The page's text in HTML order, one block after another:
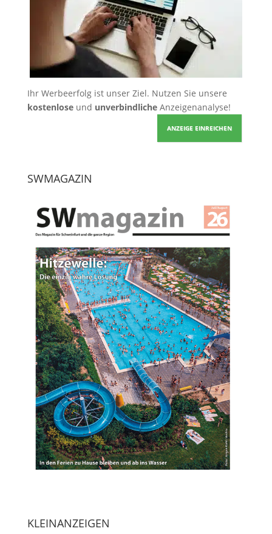
Ihr Werbeerfolg ist unser Ziel. Nutzen Sie unsere
kostenloseund unverbindlicheAnzeigenanalyse!
ANZEIGE EINREICHEN
SWMAGAZIN
KLEINANZEIGEN